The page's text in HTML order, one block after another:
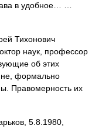
в удобное… …
Тихонович
наук, профессор
об этих
формально
Правомерность их
5.8.1980,